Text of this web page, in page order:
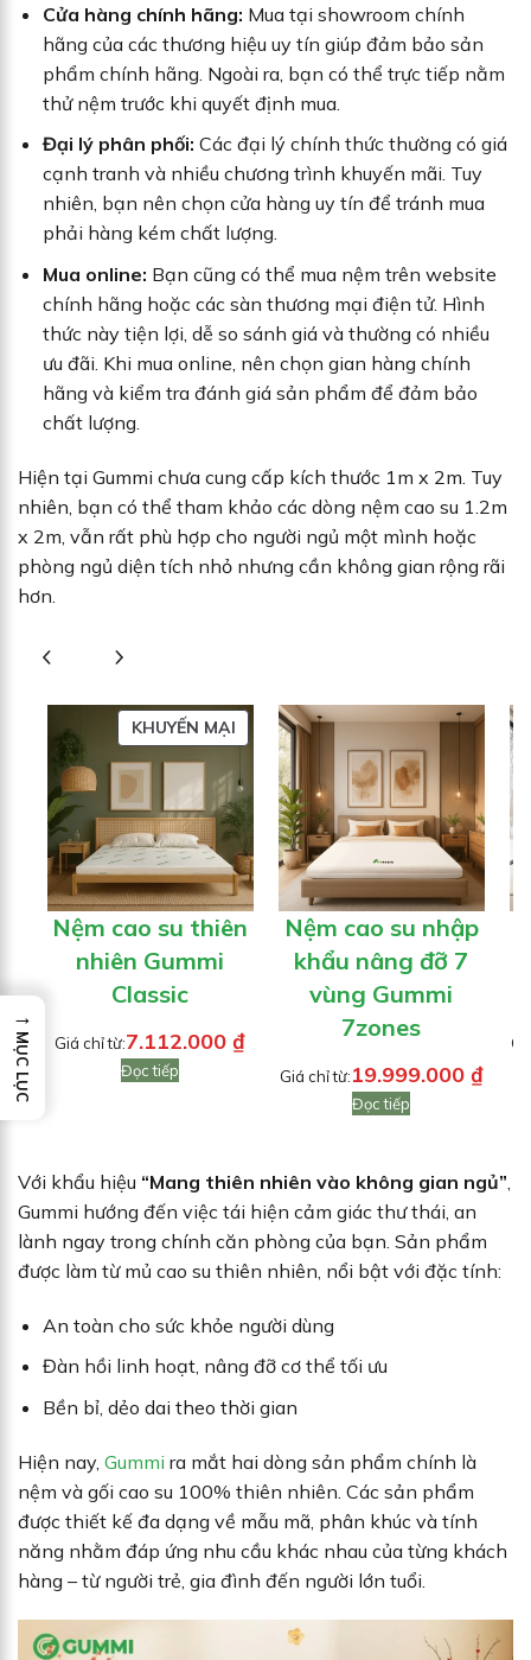
Cửa hàng chính hãng: Mua tại showroom chính
hãng của các thương hiệu uy tín giúp đảm bảo sản
phẩm chính hãng. Ngoài ra, bạn có thể trực tiếp nằm
thử nệm trước khi quyết định mua.
Đại lý phân phối: Các đại lý chính thức thường có giá
cạnh tranh và nhiều chương trình khuyến mãi. Tuy
nhiên, bạn nên chọn cửa hàng uy tín để tránh mua
phải hàng kém chất lượng.
Mua online: Bạn cũng có thể mua nệm trên website
chính hãng hoặc các sàn thương mại điện tử. Hình
thức này tiện lợi, dễ so sánh giá và thường có nhiều
ưu đãi. Khi mua online, nên chọn gian hàng chính
hãng và kiểm tra đánh giá sản phẩm để đảm bảo
chất lượng.
Hiện tại Gummi chưa cung cấp kích thước 1m x 2m. Tuy
nhiên, bạn có thể tham khảo các dòng nệm cao su 1.2m
x 2m, vẫn rất phù hợp cho người ngủ một mình hoặc
phòng ngủ diện tích nhỏ nhưng cần không gian rộng rãi
hơn.
KHUYẾN MẠISẢN
PHẨM
ĐANG
GIẢM
GIÁ
Nệm cao su thiên
nhiên Gummi
Classic
Giá chỉ từ:7.112.000 ₫
Đọc tiếp
Nệm cao su nhập
khẩu nâng đỡ 7
vùng Gummi
7zones
Giá chỉ từ:19.999.000 ₫
Đọc tiếp
Với khẩu hiệu “Mang thiên nhiên vào không gian ngủ”
Gummi hướng đến việc tái hiện cảm giác thư thái, an
lành ngay trong chính căn phòng của bạn. Sản phẩm
được làm từ mủ cao su thiên nhiên, nổi bật với đặc tính:
An toàn cho sức khỏe người dùng
Đàn hồi linh hoạt, nâng đỡ cơ thể tối ưu
Bền bỉ, dẻo dai theo thời gian
Hiện nay, Gummi ra mắt hai dòng sản phẩm chính là
nệm và gối cao su 100% thiên nhiên. Các sản phẩm
được thiết kế đa dạng về mẫu mã, phân khúc và tính
năng nhằm đáp ứng nhu cầu khác nhau của từng khách
hàng – từ người trẻ, gia đình đến người lớn tuổi.
→
MỤC LỤC